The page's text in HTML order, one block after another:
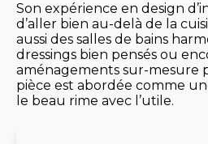
Son expérience en design
d’aller bien au-delà de la
aussi des salles de bains
dressings bien pensés ou
aménagements sur-mesure
pièce est abordée comme
le beau rime avec l’utile.